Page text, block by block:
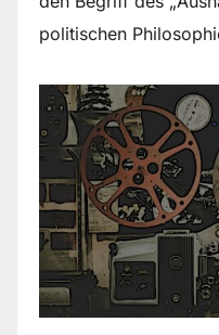
politischen